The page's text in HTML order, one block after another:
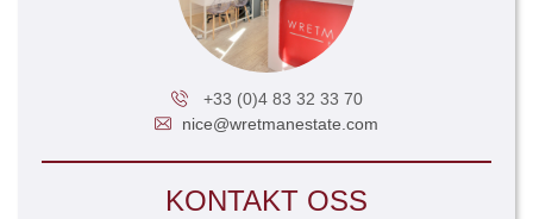
+33 (0)4 83 32 33 70
nice@wretmanestate.com
KONTAKT OSS